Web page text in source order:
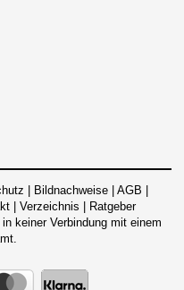
| Bildnachweise | AGB |
| Verzeichnis | Ratgeber
keiner Verbindung mit einem